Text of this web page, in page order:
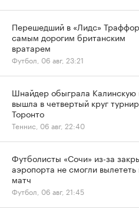
Перешедший в «Лидс»
самым дорогим британским
вратарем
Футбол, 06 авг, 23:21
Шнайдер обыграла Калинскую
вышла в четвертый круг
Торонто
Теннис, 06 авг, 22:40
Футболисты «Сочи» из-за
аэропорта не смогли вылететь
матч
Футбол, 06 авг, 21:45